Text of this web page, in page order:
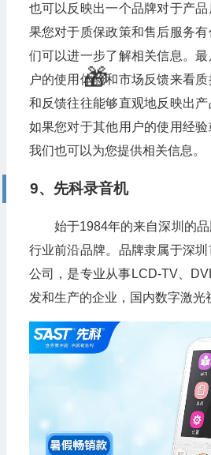
也可以反映出一个品牌对于产
果您对于质保政策和售后服务
们可以进一步了解相关信息。
户的使用体验和市场反馈来看
和反馈往往能够直观地反映出产
如果您对于其他用户的使用经验
我们也可以为您提供相关信息。
9、先科录音机
始于1984年的来自深圳的
行业前沿品牌。品牌隶属于深
公司，是专业从事LCD-TV、
发和生产的企业，国内数字激光